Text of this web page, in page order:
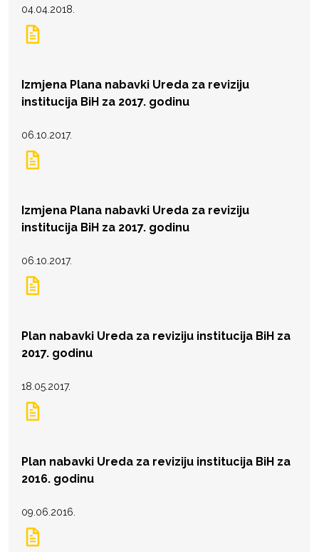
04.04.2018.
Izmjena Plana nabavki Ureda za reviziju
institucija BiH za 2017. godinu
06.10.2017.
Izmjena Plana nabavki Ureda za reviziju
institucija BiH za 2017. godinu
06.10.2017.
Plan nabavki Ureda za reviziju institucija BiH za
2017. godinu
18.05.2017.
Plan nabavki Ureda za reviziju institucija BiH za
2016. godinu
09.06.2016.